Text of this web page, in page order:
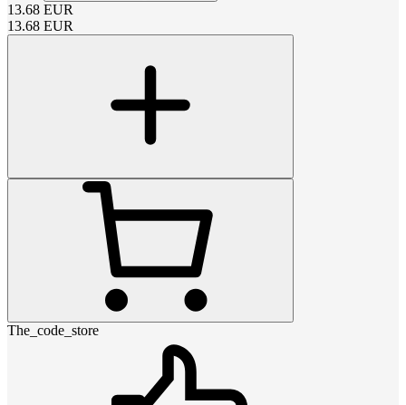
13.68 EUR
13.68 EUR
The_code_store